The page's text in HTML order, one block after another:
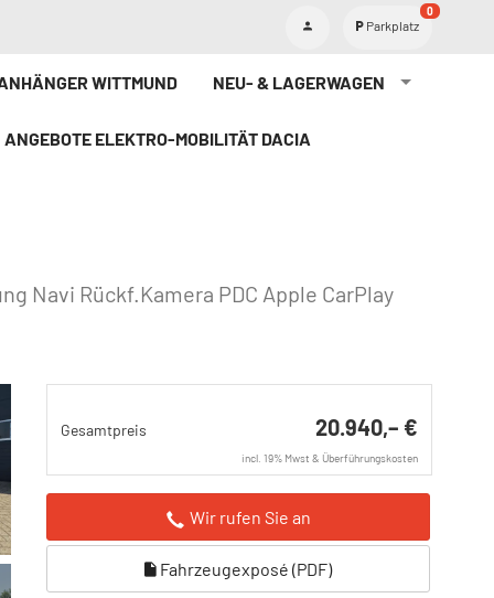
Parkplatz
0
WITTMUND NEU- & LAGERWAGEN
ANGEBOTE ELEKTRO-MOBILITÄT DACIA
Navi Rückf.Kamera PDC Apple CarPlay
Gesamtpreis 20.940,– €
incl. 19% Mwst & Überführungskosten
Wir rufen Sie an
Fahrzeugexposé (PDF)